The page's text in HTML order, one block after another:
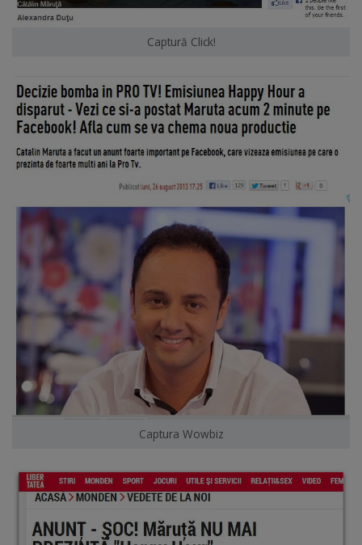
Captură Click!
Captura Wowbiz